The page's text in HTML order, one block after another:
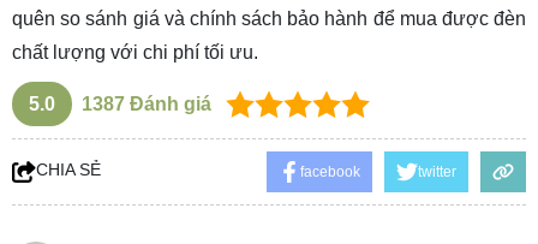
quên so sánh giá và chính sách bảo hành để mua được đèn
chất lượng với chi phí tối ưu.
5.0 1387 Đánh giá
CHIA SẺ facebook twitter